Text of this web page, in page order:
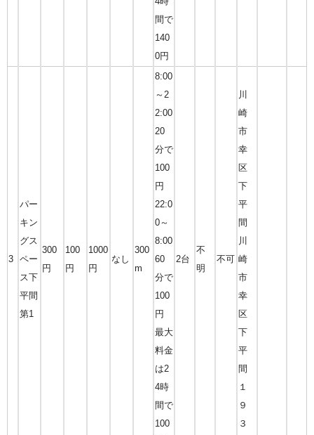
間で
140
0円
3
パー
キン
グス
ペー
ス下
平間
第1
300
円
100
円
1000
円
なし
300
m
8:00
～2
2:00
20
分で
100
円
22:0
0～
8:00
60
分で
100
円
最大
料金
は2
4時
間で
100
2台
不
明
不可
川
崎
市
幸
区
下
平
間
川
崎
市
幸
区
下
平
間
１
９
３